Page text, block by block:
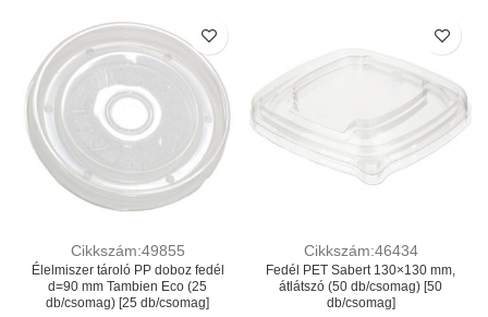
Cikkszám:49855
Élelmiszer tároló PP doboz fedél
d=90 mm Tambien Eco (25
db/csomag) [25 db/csomag]
Cikkszám:46434
Fedél PET Sabert 130×130 mm,
átlátszó (50 db/csomag) [50
db/csomag]